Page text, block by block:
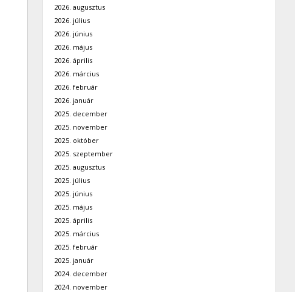
2026. augusztus
2026. július
2026. június
2026. május
2026. április
2026. március
2026. február
2026. január
2025. december
2025. november
2025. október
2025. szeptember
2025. augusztus
2025. július
2025. június
2025. május
2025. április
2025. március
2025. február
2025. január
2024. december
2024. november